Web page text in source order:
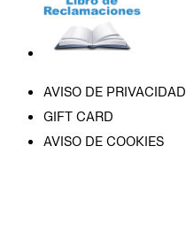
AVISO DE PRIVACIDAD
GIFT CARD
AVISO DE COOKIES